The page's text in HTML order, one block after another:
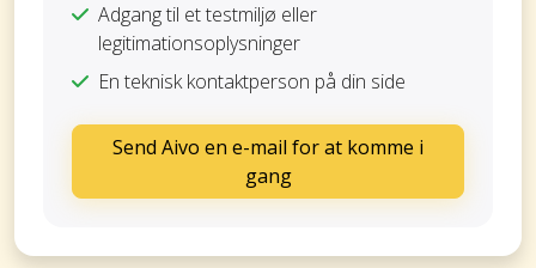
Adgang til et testmiljø eller
legitimationsoplysninger
En teknisk kontaktperson på din side
Send Aivo en e-mail for at komme i
gang